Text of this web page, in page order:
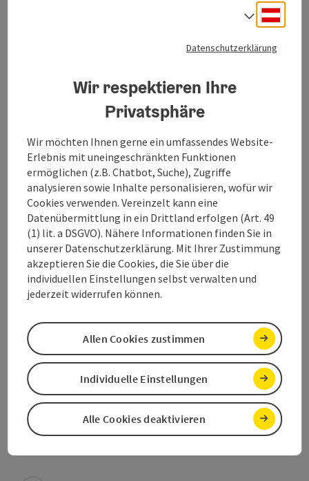
Informationen
Standort
4802 Ebensee
Seehöhe
1600m
Region
Letzte Aktualisierung
09.08.2026 - 09:03
Copyright
www.feratel.at
Datenschutzerklärung
Wir respektieren Ihre
Privatsphäre
Wir möchten Ihnen gerne ein umfassendes Website-
Erlebnis mit uneingeschränkten Funktionen
ermöglichen (z.B. Chatbot, Suche), Zugriffe
analysieren sowie Inhalte personalisieren, wofür wir
Cookies verwenden. Vereinzelt kann eine
Datenübermittlung in ein Drittland erfolgen (Art. 49
(1) lit. a DSGVO). Nähere Informationen finden Sie in
unserer Datenschutzerklärung. Mit Ihrer Zustimmung
akzeptieren Sie die Cookies, die Sie über die
individuellen Einstellungen selbst verwalten und
jederzeit widerrufen können.
Alle Cookies deaktivieren
Individuelle Einstellungen
Allen Cookies zustimmen